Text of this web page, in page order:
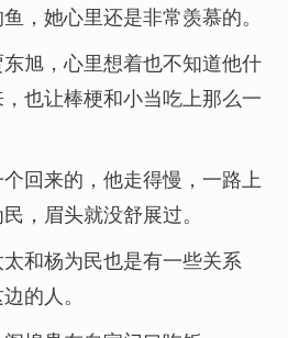
，她心里还是非常羡慕的。
旭，心里想着也不知道他什
也让棒梗和小当吃上那么一
回来的，他走得慢，一路上
，眉头就没舒展过。
和杨为民也是有一些关系
的人。